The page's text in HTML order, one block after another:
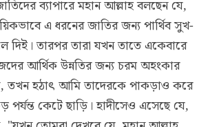
ব্যাপারে মহান আল্লাহ বলছেন যে,
এ ধরনের জাতির জন্য পার্থিব সুখ-
দিই। তারপর তারা যখন তাতে একেবারে
আর্থিক উন্নতির জন্য চরম অহংকার
তখন হঠাৎ আমি তাদেরকে পাকড়াও করে
কেটে ছাড়ি। হাদীসেও এসেছে যে,